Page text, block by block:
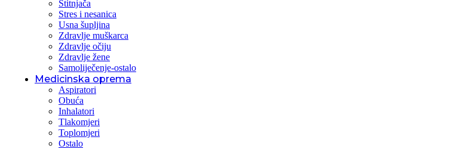
Štitnjača
Stres i nesanica
Usna šupljina
Zdravlje muškarca
Zdravlje očiju
Zdravlje žene
Samoliječenje-ostalo
Medicinska oprema
Aspiratori
Obuća
Inhalatori
Tlakomjeri
Toplomjeri
Ostalo